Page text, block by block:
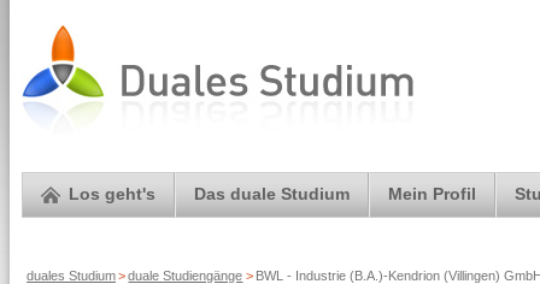
Los geht's Das duale Studium Mein Profil
duales Studium> duale Studiengänge > BWL - Industrie (B.A.)-Kendrion (Villingen)